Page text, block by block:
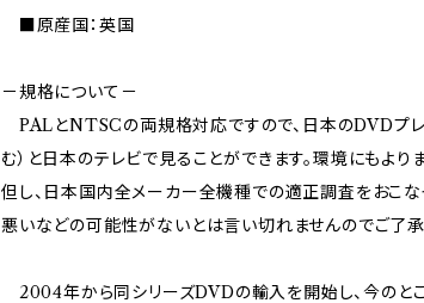
■原産国：英国
－規格について－
PALとNTSCの両規格対応ですので、日本のDVDプ
む）と日本のテレビで見ることができます。環境にもよ
但し、日本国内全メーカー全機種での適正調査をおこ
悪いなどの可能性がないとは言い切れませんのでご了承
2004年から同シリーズDVDの輸入を開始し、今のとこ